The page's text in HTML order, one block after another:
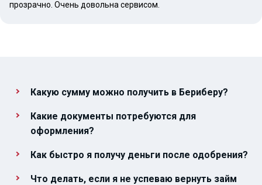
прозрачно. Очень довольна сервисом.
Какую сумму можно получить в Бериберу?
Какие документы потребуются для
оформления?
Как быстро я получу деньги после одобрения?
Что делать, если я не успеваю вернуть займ